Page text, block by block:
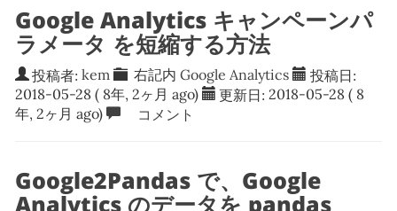
Google Analytics キャンペーンパ
ラメータ を短縮する方法
投稿者: kem 右記内Google Analytics 投稿日:
2018-05-28 ( 8年, 2ヶ月 ago) 更新日: 2018-05-28 ( 8
年, 2ヶ月 ago)
コメント
Google2Pandas で、Google
Analytics のデータを pandas